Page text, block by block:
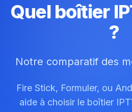
Quel boîtier
?
Notre comparatif des
Fire Stick, Formuler, ou
aide à choisir le boîtier